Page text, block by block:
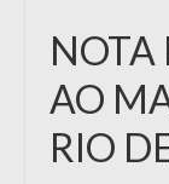
NOTA
AO
RIO